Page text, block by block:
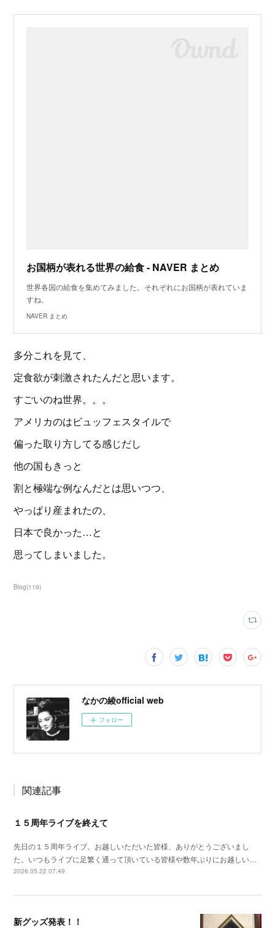
お国柄が表れる世界の給食 - NAVER まとめ
世界各国の給食を集めてみました。それぞれにお国柄が表れていま
すね。
NAVER まとめ
多分これを見て、
定食欲が刺激されたんだと思います。
すごいのね世界。。。
アメリカのはビュッフェスタイルで
偏った取り方してる感じだし
他の国もきっと
割と極端な例なんだとは思いつつ、
やっぱり産まれたの、
日本で良かった…と
思ってしまいました。
Blog(119)
なかの綾official web
フォロー
関連記事
１５周年ライブを終えて
先日の１５周年ライブ。お越しいただいた皆様、ありがとうございまし
た。いつもライブに足繁く通って頂いている皆様や数年ぶりにお越しい…
2026.05.22 07:49
新グッズ発表！！